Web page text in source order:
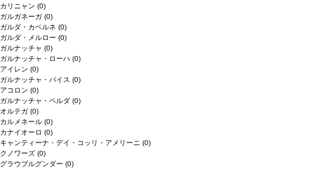
カリニャン (0)
ガルガネーガ (0)
ガルダ・カベルネ (0)
ガルダ・メルロー (0)
ガルナッチャ (0)
ガルナッチャ・ローハ (0)
アイレン (0)
ガルナッチャ・パイス (0)
アコロン (0)
ガルナッチャ・ペルダ (0)
オルテガ (0)
カルメネール (0)
カナイオーロ (0)
キャンティーナ・デイ・コッリ・アメリーニ (0)
クノワーズ (0)
グラウブルグンダー (0)